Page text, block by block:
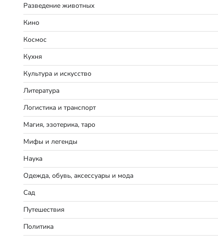
Разведение животных
Кино
Космос
Кухня
Культура и искусство
Литература
Логистика и транспорт
Магия, эзотерика, таро
Мифы и легенды
Наука
Одежда, обувь, аксессуары и мода
Сад
Путешествия
Политика